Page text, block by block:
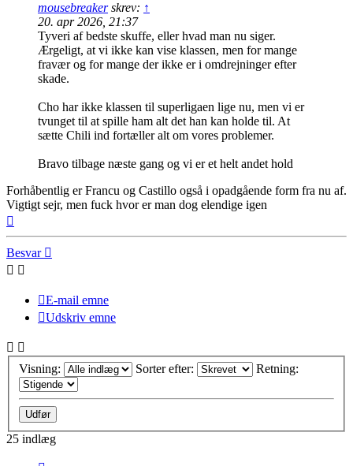
mousebreakerskrev: ↑
20. apr 2026, 21:37
Tyveri af bedste skuffe, eller hvad man nu siger.
Ærgeligt, at vi ikke kan vise klassen, men for mange
fravær og for mange der ikke er i omdrejninger efter
skade.
Cho har ikke klassen til superligaen lige nu, men vi er
tvunget til at spille ham alt det han kan holde til. At
sætte Chili ind fortæller alt om vores problemer.
Bravo tilbage næste gang og vi er et helt andet hold
Forhåbentlig er Francu og Castillo også i opadgående form fra nu af.
Vigtigt sejr, men fuck hvor er man dog elendige igen
Besvar
E-mail emne
Udskriv emne
Visning: Sorter efter: Retning:
25 indlæg